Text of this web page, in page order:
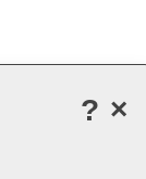
×
?